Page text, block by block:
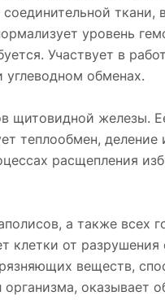
уровень
Участвует в
обменах.
щитовидной железы.
теплообмен,
расщепления
а также всех
от
веществ,
оказывает